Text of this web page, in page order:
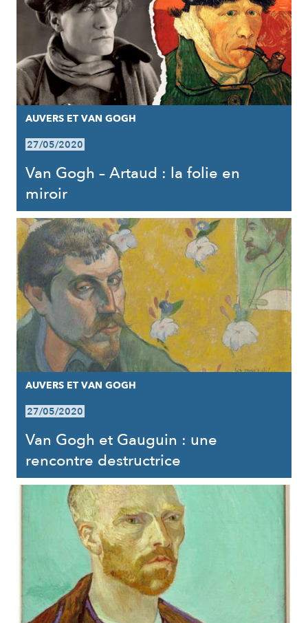
AUVERS ET VAN GOGH
27/05/2020
Van Gogh – Artaud : la folie en
miroir
AUVERS ET VAN GOGH
27/05/2020
Van Gogh et Gauguin : une
rencontre destructrice